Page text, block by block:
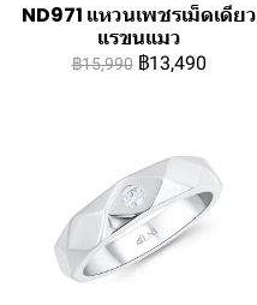
ND971 แหวนเพชรเม็ดเดียว
แรขนแมว
฿15,990 ฿13,490